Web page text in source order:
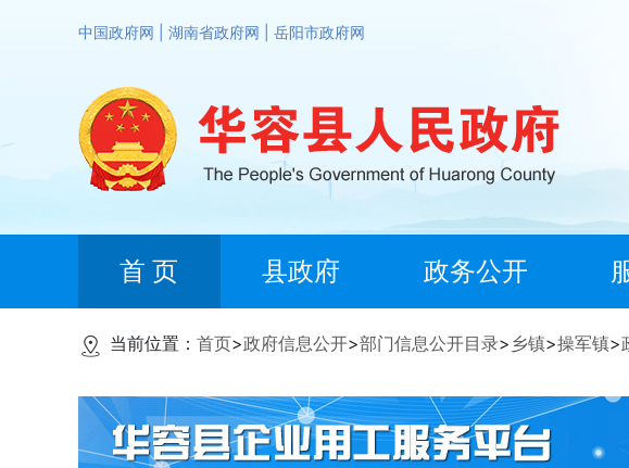
中国政府网 湖南省政府网 岳阳市政府网
首 页 县政府 政务公开
当前位置： 首页>政府信息公开>部门信息公开目录> 乡镇>操军镇>